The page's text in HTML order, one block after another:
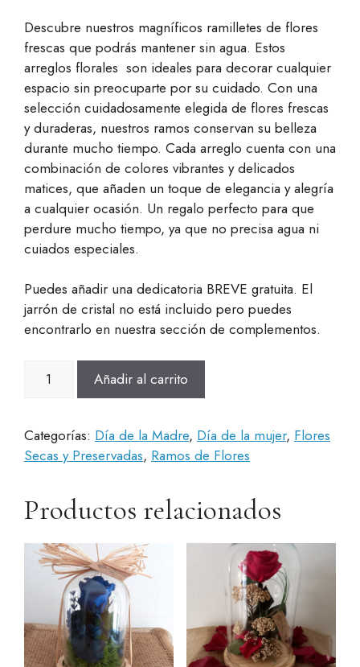
Descubre nuestros magníficos ramilletes de flores
frescas que podrás mantener sin agua. Estos
arreglos florales son ideales para decorar cualquier
espacio sin preocuparte por su cuidado. Con una
selección cuidadosamente elegida de flores frescas
y duraderas, nuestros ramos conservan su belleza
durante mucho tiempo. Cada arreglo cuenta con una
combinación de colores vibrantes y delicados
matices, que añaden un toque de elegancia y alegría
a cualquier ocasión. Un regalo perfecto para que
perdure mucho tiempo, ya que no precisa agua ni
cuiados especiales.
Puedes añadir una dedicatoria BREVE gratuita. El
jarrón de cristal no está incluido pero puedes
encontrarlo en nuestra sección de complementos.
Ramillete
Silvestre
Añadir al carrito
Categorías: Día de la Madre, Día de la mujer, Flores
Secas y Preservadas, Ramos de Flores
Productos relacionados